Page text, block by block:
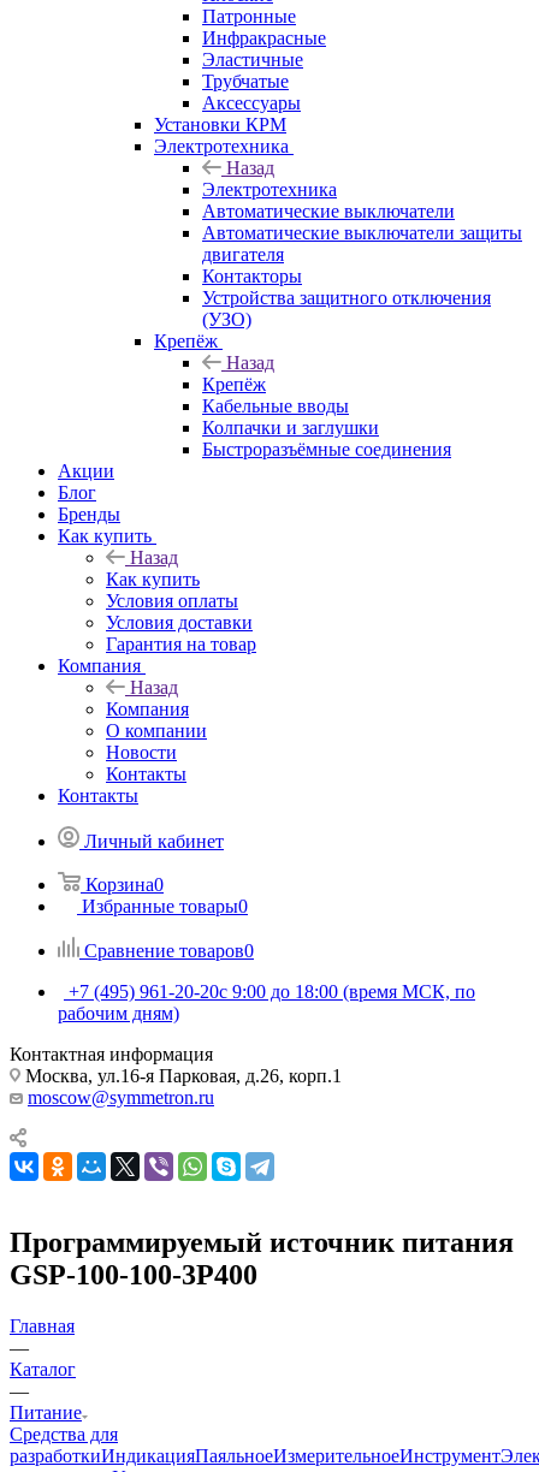
Патронные
Инфракрасные
Эластичные
Трубчатые
Аксессуары
Установки КРМ
Электротехника
Назад
Электротехника
Автоматические выключатели
Автоматические выключатели защиты
двигателя
Контакторы
Устройства защитного отключения
(УЗО)
Крепёж
Назад
Крепёж
Кабельные вводы
Колпачки и заглушки
Быстроразъёмные соединения
Акции
Блог
Бренды
Как купить
Назад
Как купить
Условия оплаты
Условия доставки
Гарантия на товар
Компания
Назад
Компания
О компании
Новости
Контакты
Контакты
Личный кабинет
Корзина0
Избранные товары0
Сравнение товаров0
+7 (495) 961-20-20с 9:00 до 18:00 (время МСК, по
рабочим дням)
Контактная информация
Москва, ул.16-я Парковая, д.26, корп.1
moscow@symmetron.ru
Программируемый источник питания
GSP-100-100-3P400
Главная
—
Каталог
—
Питание
Средства для
разработкиИндикацияПаяльноеИзмерительноеИнструмент